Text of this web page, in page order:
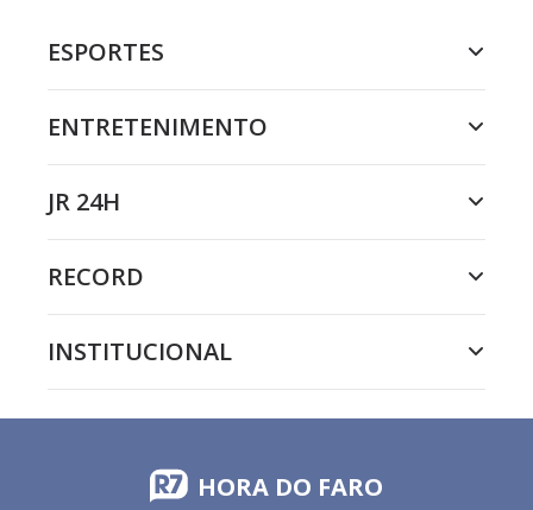
ESPORTES
ENTRETENIMENTO
JR 24H
RECORD
INSTITUCIONAL
HORA DO FARO